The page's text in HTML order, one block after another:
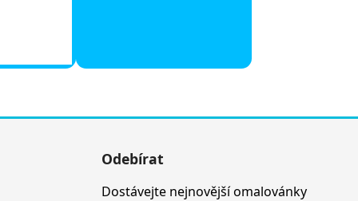
Odebírat
Dostávejte nejnovější omalovánky